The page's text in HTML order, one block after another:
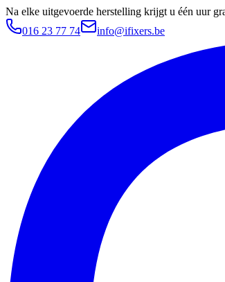
Na elke uitgevoerde herstelling krijgt u één uur
016 23 77 74
info@ifixers.be